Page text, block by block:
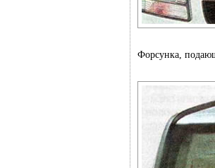
Форсунка,